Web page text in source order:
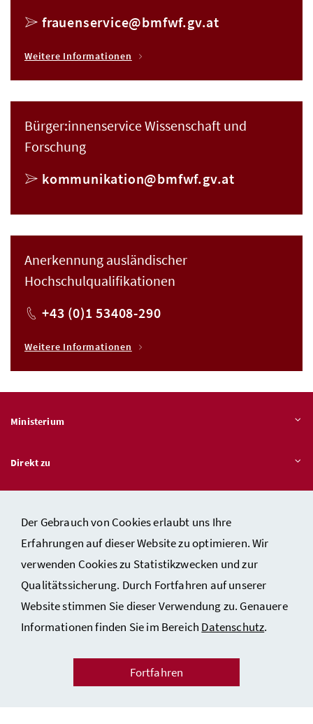
Der Gebrauch von Cookies erlaubt uns Ihre
Erfahrungen auf dieser Website zu optimieren. Wir
verwenden Cookies zu Statistikzwecken und zur
Qualitätssicherung. Durch Fortfahren auf unserer
Website stimmen Sie dieser Verwendung zu. Genauere
Informationen finden Sie im Bereich Datenschutz.
Fortfahren
E-Mail
frauenservice@bmfwf.gv.at
Weitere Informationen
Bürger:innenservice Wissenschaft und
Forschung
E-Mail
kommunikation@bmfwf.gv.at
Anerkennung ausländischer
Hochschulqualifikationen
Telefon
+43 (0)1 53408-290
Weitere Informationen
Ministerium
Direkt zu
Impressum
Datenschutzerklärung
Sicherheit